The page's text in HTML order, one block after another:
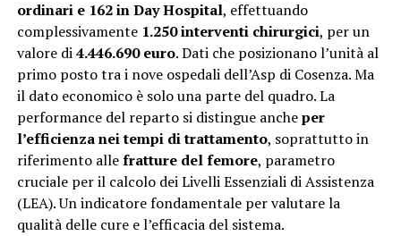
ordinari e 162 in Day Hospital, effettuando
complessivamente 1.250 interventi chirurgici, per un
valore di4.446.690 euro. Dati che posizionano l’unità al
primo posto tra i nove ospedali dell’Asp di Cosenza. Ma
il dato economico è solo una parte del quadro. La
performance del reparto si distingue ancheper
l’efficienza nei tempi di trattamento, soprattutto in
riferimento allefratture del femore, parametro
cruciale per il calcolo dei Livelli Essenziali di Assistenza
(LEA). Un indicatore fondamentale per valutare la
qualità delle cure e l’efficacia del sistema.